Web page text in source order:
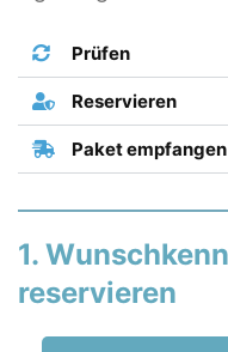
Prüfen
Reservieren
Paket empfangen
1.
reservieren